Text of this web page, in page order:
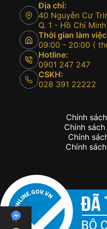
Địa chỉ:
40 Nguyễn Cư
Q. 1 - Hồ Chí Minh
Thời gian làm
09:00 - 20:00 (
Hotline:
0901 247 247
CSKH:
028 391 22222
Chính
Chính
Chính
Chính